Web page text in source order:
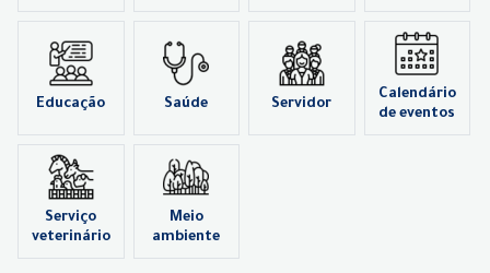
Educação Saúde Servidor
Calendário
de eventos
Serviço
veterinário
Meio
ambiente